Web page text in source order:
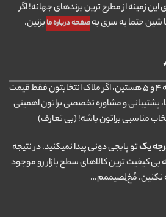
این زمینه از مطرح ترین برندهای جهانه! اگر
شین حتما یه سری بهصفحه درباره ما بزنین.
اگر دنبال کالاهای فیک و درجه ۴ و ۵ هستین، اگر ملاک انتخابتون فقط قیمت
پشتیبانی و مشاوره تخصصی براتون اهمیتی
مناسبی براتون باشه! (بی تعارف)
یکتو پابجی دونی پیدا نمیکنید. در نتیجه
بی کیفیت ترین کالاهای سطح بازار رو موجود
نکنین. مُخ‌لِصیممم…